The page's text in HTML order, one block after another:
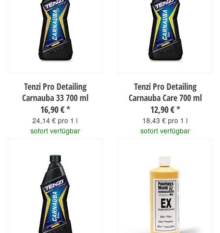
Tenzi Pro Detailing
Carnauba 33 700 ml
16,90 €*
24,14 € pro 1 l
sofort verfügbar
Tenzi Pro Detailing
Carnauba Care 700 ml
12,90 €*
18,43 € pro 1 l
sofort verfügbar